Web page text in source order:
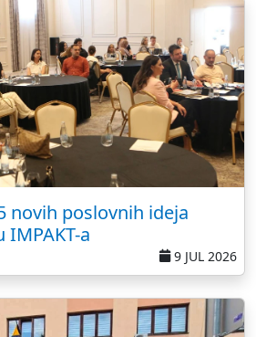
novih poslovnih ideja
a
9 JUL 2026